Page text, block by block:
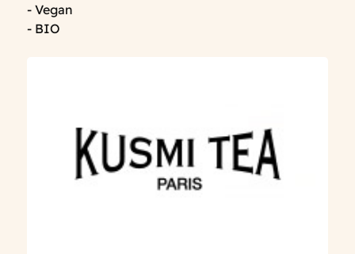
- Vegan
- BIO